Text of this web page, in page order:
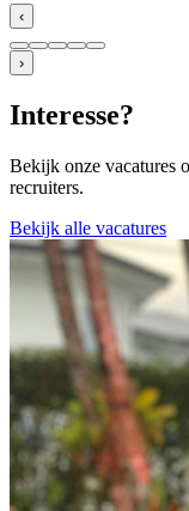
‹
›
Interesse?
Bekijk onze vacatures
recruiters.
Bekijk alle vacatures